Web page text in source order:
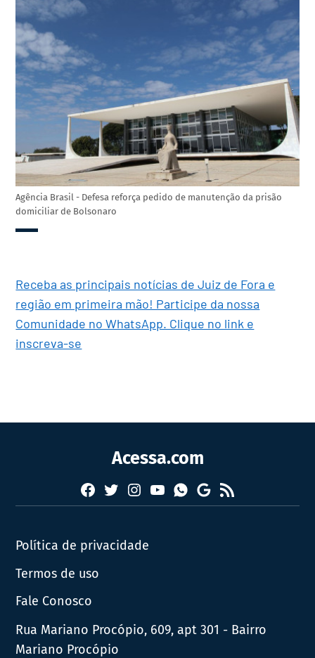
Agência Brasil - Defesa reforça pedido de manutenção da prisão
domiciliar de Bolsonaro
Receba as principais notícias de Juiz de Fora e
região em primeira mão! Participe da nossa
Comunidade no WhatsApp. Clique no link e
inscreva-se
Acessa.com
Facebook
TwitterInstagram
YouTubeWhatsapp
Google
News
RSS
Política de privacidade
Termos de uso
Fale Conosco
Rua Mariano Procópio, 609, apt 301 - Bairro
Mariano Procópio